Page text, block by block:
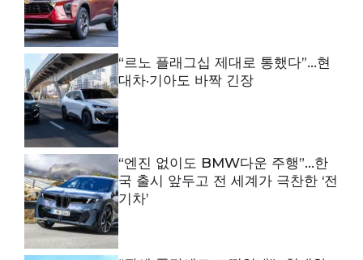
“르노 플래그십 제대로 통했다”…현
대차·기아도 바짝 긴장
“엔진 없이도 BMW다운 주행”…한
국 출시 앞두고 전 세계가 극찬한 ‘전
기차’